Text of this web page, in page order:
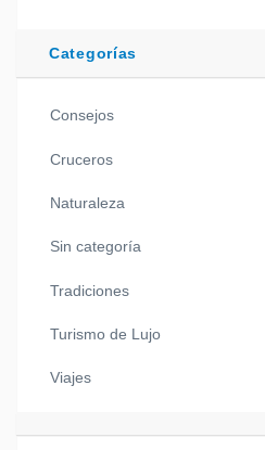
Categorías
Consejos
Cruceros
Naturaleza
Sin categoría
Tradiciones
Turismo de Lujo
Viajes